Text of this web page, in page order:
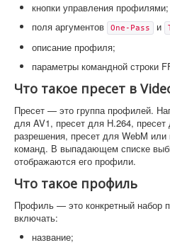
кнопки управления профилями;
поля аргументов
One-Pass и
описание профиля;
параметры командной строки
Что такое пресет в
Пресет — это группа профилей.
для AV1, пресет для H.264,
разрешения, пресет для WebM или
команд. В выпадающем списке
отображаются его профили.
Что такое профиль
Профиль — это конкретный набор
включать:
название;